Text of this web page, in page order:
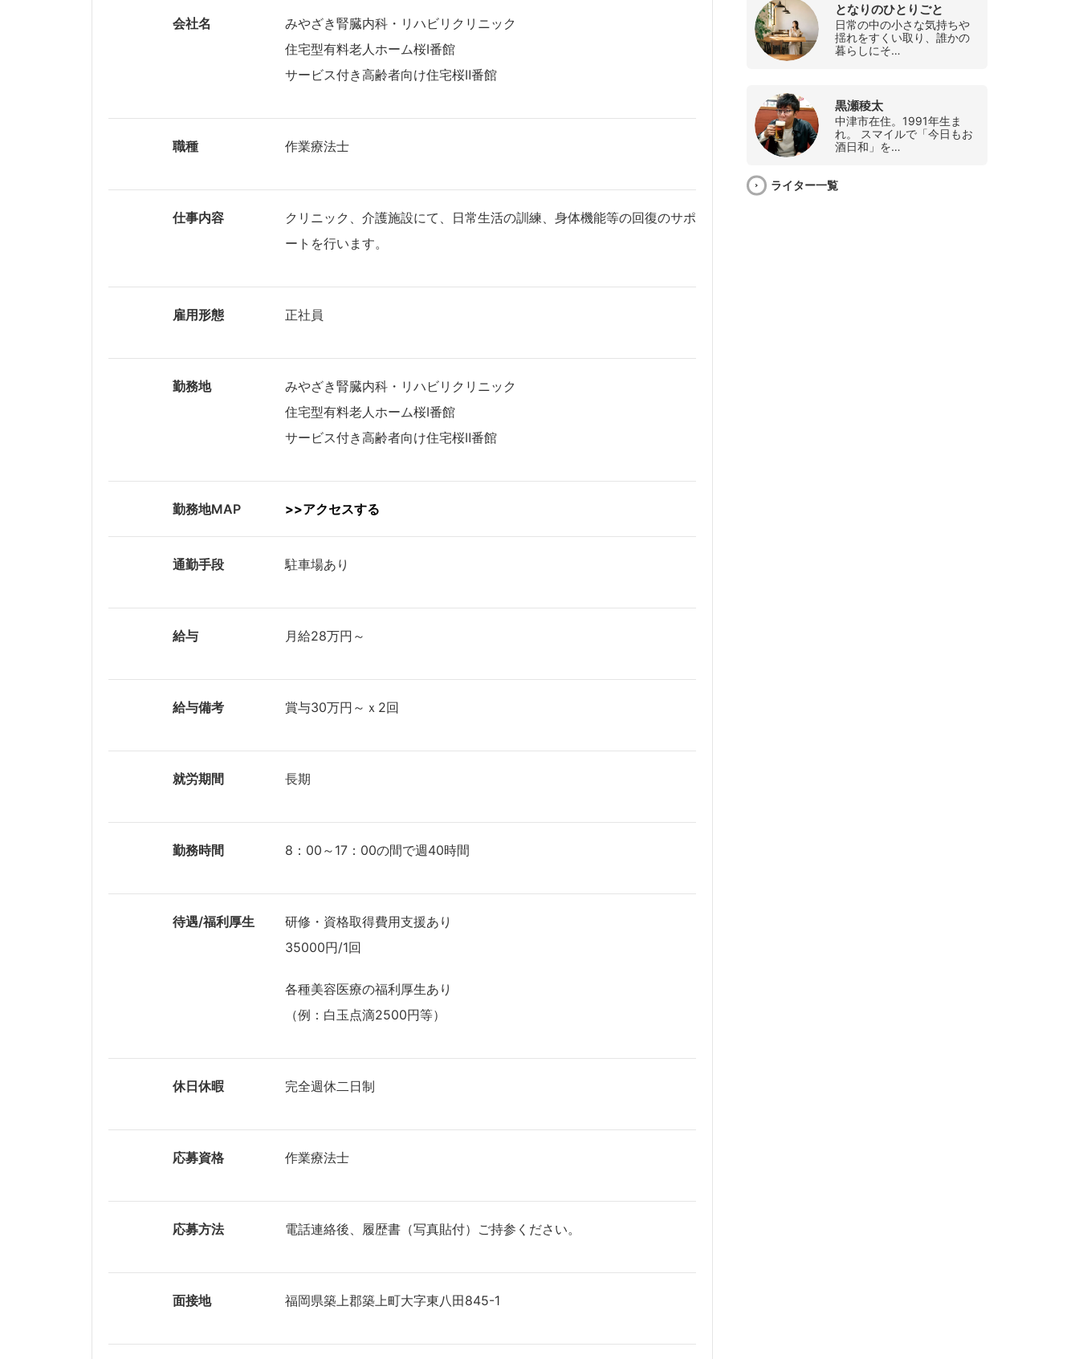
会社名
みやざき腎臓内科・リハビリクリニック
住宅型有料老人ホーム桜Ⅰ番館
サービス付き高齢者向け住宅桜Ⅱ番館
職種 作業療法士
仕事内容
クリニック、介護施設にて、日常生活の訓練、身体機能等の回復のサポ
ートを行います。
雇用形態 正社員
勤務地
みやざき腎臓内科・リハビリクリニック
住宅型有料老人ホーム桜Ⅰ番館
サービス付き高齢者向け住宅桜Ⅱ番館
勤務地MAP >>アクセスする
通勤手段 駐車場あり
給与 月給28万円～
給与備考 賞与30万円～ｘ2回
就労期間 長期
勤務時間 8：00～17：00の間で週40時間
待遇/福利厚生
研修・資格取得費用支援あり
35000円/1回
各種美容医療の福利厚生あり
（例：白玉点滴2500円等）
休日休暇 完全週休二日制
応募資格 作業療法士
応募方法 電話連絡後、履歴書（写真貼付）ご持参ください。
面接地 福岡県築上郡築上町大字東八田845-1
となりのひとりごと
日常の中の小さな気持ちや
揺れをすくい取り、誰かの
暮らしにそ…
黒瀬稜太
中津市在住。1991年生ま
れ。 スマイルで「今日もお
酒日和」を…
ライター一覧